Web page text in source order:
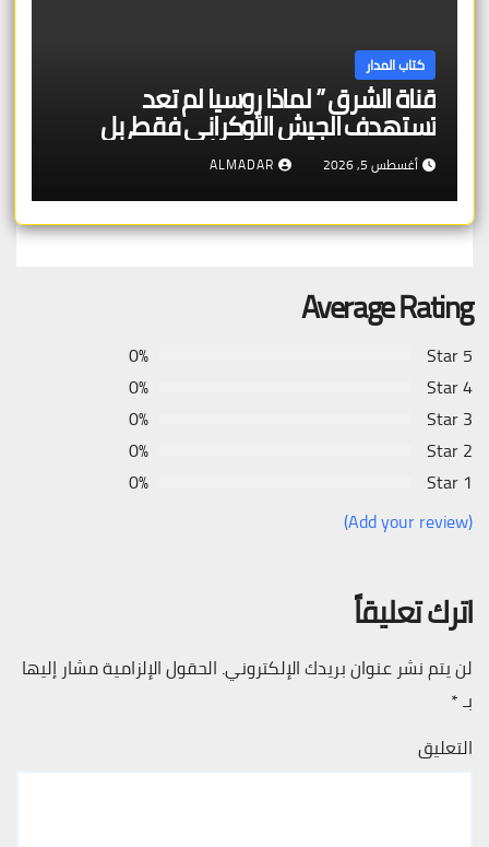
كتاب المدار
قناة الشرق ” لماذا روسيا لم تعد
تستهدف الجيش الأوكراني فقط، بل
تستهدف قدرة الدولة الأوكرانية على
البقاء اقتصادياً
أغسطس 5, 2026 ALMADAR
Average Rating
5 Star
0%
4 Star
0%
3 Star
0%
2 Star
0%
1 Star
0%
(Add your review)
اترك تعليقاً
لن يتم نشر عنوان بريدك الإلكتروني. الحقول الإلزامية مشار إليها
بـ*
التعليق